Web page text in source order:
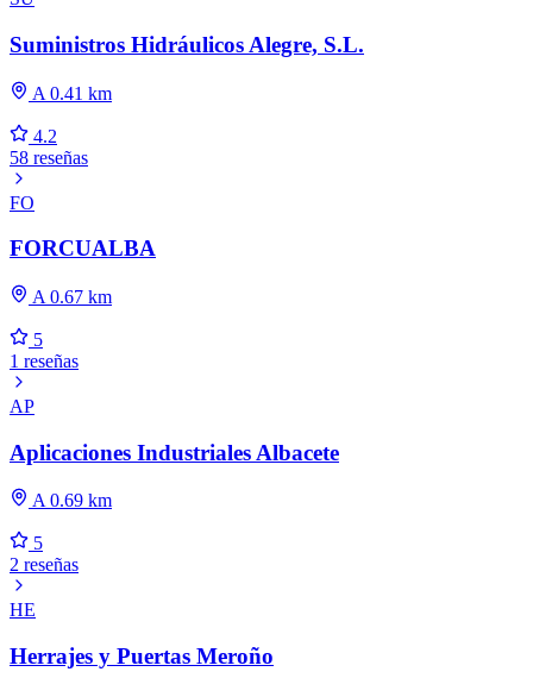
Suministros Hidráulicos Alegre, S.L.
A 0.41 km
4.2
58 reseñas
FO
FORCUALBA
A 0.67 km
5
1 reseñas
AP
Aplicaciones Industriales Albacete
A 0.69 km
5
2 reseñas
HE
Herrajes y Puertas Meroño